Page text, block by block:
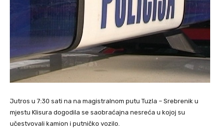
Jutros u 7:30 sati na na magistralnom putu Tuzla – Srebrenik u
mjestu Klisura dogodila se saobraćajna nesreća u kojoj su
učestvovali kamion i putničko vozilo.